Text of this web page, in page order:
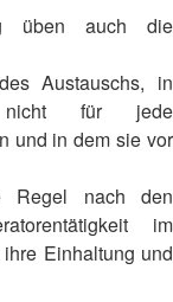
üben auch die
Austauschs, in
nicht für jede
und in dem sie vor
Regel nach den
im
Einhaltung und